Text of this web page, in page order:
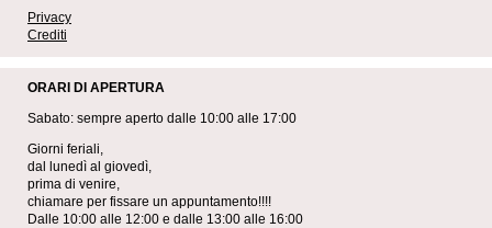
Privacy
Crediti
ORARI DI APERTURA
Sabato: sempre aperto dalle 10:00 alle 17:00
Giorni feriali,
dal lunedì al giovedì,
prima di venire,
chiamare per fissare un appuntamento!!!!
Dalle 10:00 alle 12:00 e dalle 13:00 alle 16:00